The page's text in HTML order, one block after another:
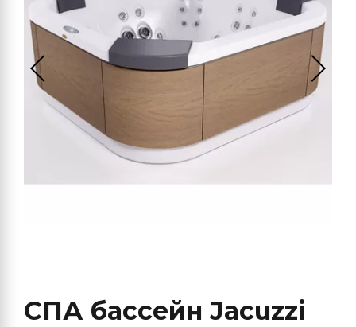
СПА бассейн Jacuzzi